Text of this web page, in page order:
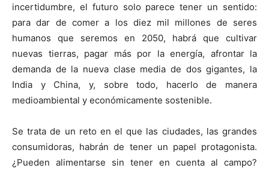
incertidumbre, el futuro solo parece tener un sentido:
para dar de comer a los diez mil millones de seres
humanos que seremos en 2050, habrá que cultivar
nuevas tierras, pagar más por la energía, afrontar la
demanda de la nueva clase media de dos gigantes, la
India y China, y, sobre todo, hacerlo de manera
medioambiental y económicamente sostenible.
Se trata de un reto en el que las ciudades, las grandes
consumidoras, habrán de tener un papel protagonista.
¿Pueden alimentarse sin tener en cuenta al campo?